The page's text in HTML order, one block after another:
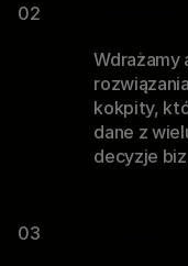
02
Wdrażamy
kokpity,
dane z
decyzje
03